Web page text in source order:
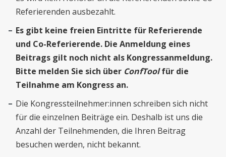
Referierenden ausbezahlt.
Es gibt keine freien Eintritte für Referierende
und Co-Referierende. Die Anmeldung eines
Beitrags gilt noch nicht als Kongressanmeldung.
Bitte melden Sie sich über ConfToolfür die
Teilnahme am Kongress an.
Die Kongressteilnehmer:innen schreiben sich nicht
für die einzelnen Beiträge ein. Deshalb ist uns die
Anzahl der Teilnehmenden, die Ihren Beitrag
besuchen werden, nicht bekannt.